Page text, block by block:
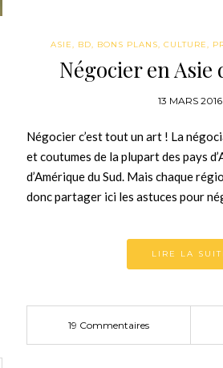
ASIE, BD, BONS PLANS, CULTURE,
Négocier en Asie
13 MARS 2016
Négocier c’est tout un art ! La
et coutumes de la plupart des pays
d’Amérique du Sud. Mais chaque
donc partager ici les astuces pour
LIRE LA
19 Commentaires